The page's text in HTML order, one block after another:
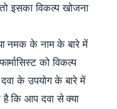
इसका विकल्प खोजना
नमक के नाम के बारे में
को विकल्प
के उपयोग के बारे में
कि आप दवा से क्या